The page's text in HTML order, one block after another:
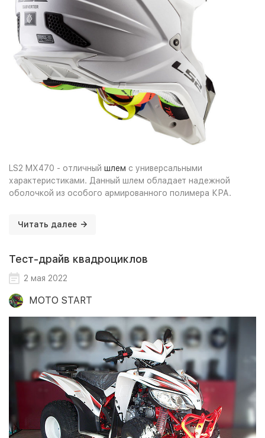
LS2 MX470 - отличный шлем с универсальными
характеристиками. Данный шлем обладает надежной
оболочкой из особого армированного полимера КРА.
Читать далее
Тест-драйв квадроциклов
2 мая 2022
MOTO START